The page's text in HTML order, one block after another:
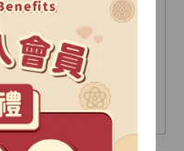
【2026中秋限定】星耀
禮盒-A
18入(盒)
NT$ 905